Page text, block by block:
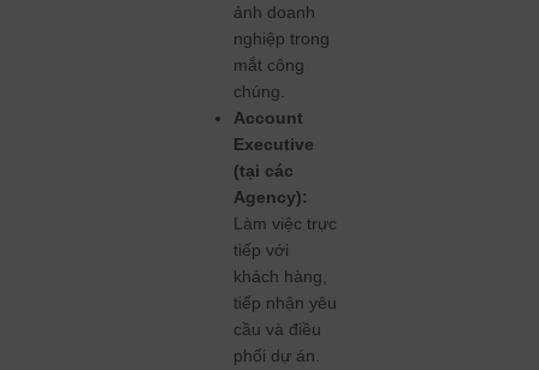
ảnh doanh
nghiệp trong
mắt công
chúng.
Account
Executive
(tại các
Agency):
Làm việc trực
tiếp với
khách hàng,
tiếp nhận yêu
cầu và điều
phối dự án.